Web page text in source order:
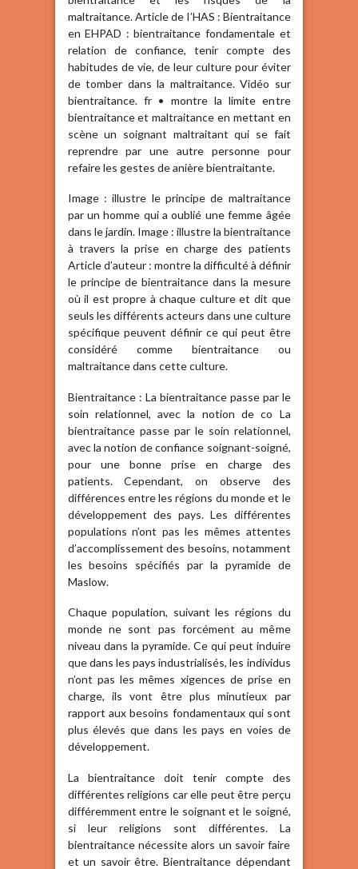
maltraitance. Article de I’HAS : Bientraitance
en EHPAD : bientraitance fondamentale et
relation de confiance, tenir compte des
habitudes de vie, de leur culture pour éviter
de tomber dans la maltraitance. Vidéo sur
bientraitance. fr • montre la limite entre
bientraitance et maltraitance en mettant en
scène un soignant maltraitant qui se fait
reprendre par une autre personne pour
refaire les gestes de anière bientraitante.
Image : illustre le principe de maltraitance
par un homme qui a oublié une femme âgée
dans le jardin. Image : illustre la bientraitance
à travers la prise en charge des patients
Article d’auteur : montre la difficulté à définir
le principe de bientraitance dans la mesure
où il est propre à chaque culture et dit que
seuls les différents acteurs dans une culture
spécifique peuvent définir ce qui peut être
considéré comme bientraitance ou
maltraitance dans cette culture.
Bientraitance : La bientraitance passe par le
soin relationnel, avec la notion de co La
bientraitance passe par le soin relationnel,
avec la notion de confiance soignant-soigné,
pour une bonne prise en charge des
patients. Cependant, on observe des
différences entre les régions du monde et le
développement des pays. Les différentes
populations n’ont pas les mêmes attentes
d’accomplissement des besoins, notamment
les besoins spécifiés par la pyramide de
Maslow.
Chaque population, suivant les régions du
monde ne sont pas forcément au même
niveau dans la pyramide. Ce qui peut induire
que dans les pays industrialisés, les individus
n’ont pas les mêmes xigences de prise en
charge, ils vont être plus minutieux par
rapport aux besoins fondamentaux qui sont
plus élevés que dans les pays en voies de
développement.
La bientraitance doit tenir compte des
différentes religions car elle peut être perçu
différemment entre le soignant et le soigné,
si leur religions sont différentes. La
bientraitance nécessite alors un savoir faire
et un savoir être. Bientraitance dépendant